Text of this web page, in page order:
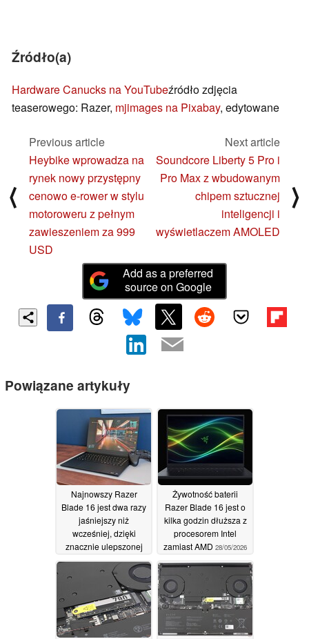
Źródło(a)
Hardware Canucks na YouTubeźródło zdjęcia
teaserowego: Razer, mjimages na Pixabay, edytowane
⟨
Previous article
Heybike wprowadza na
rynek nowy przystępny
cenowo e-rower w stylu
motoroweru z pełnym
zawieszeniem za 999
USD
Next article
Soundcore Liberty 5 Pro i
Pro Max z wbudowanym
chipem sztucznej
inteligencji i
wyświetlaczem AMOLED
⟩
Add as a preferred
source on Google
Powiązane artykuły
Najnowszy Razer
Blade 16 jest dwa razy
jaśniejszy niż
wcześniej, dzięki
znacznie ulepszonej
obsłudze HDR
28/05/2026
Żywotność baterii
Razer Blade 16 jest o
kilka godzin dłuższa z
procesorem Intel
zamiast AMD 28/05/2026